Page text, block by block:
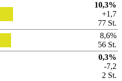
10,3%
+1,7
77 St.
8,6%
56 St.
0,3%
-7,2
2 St.